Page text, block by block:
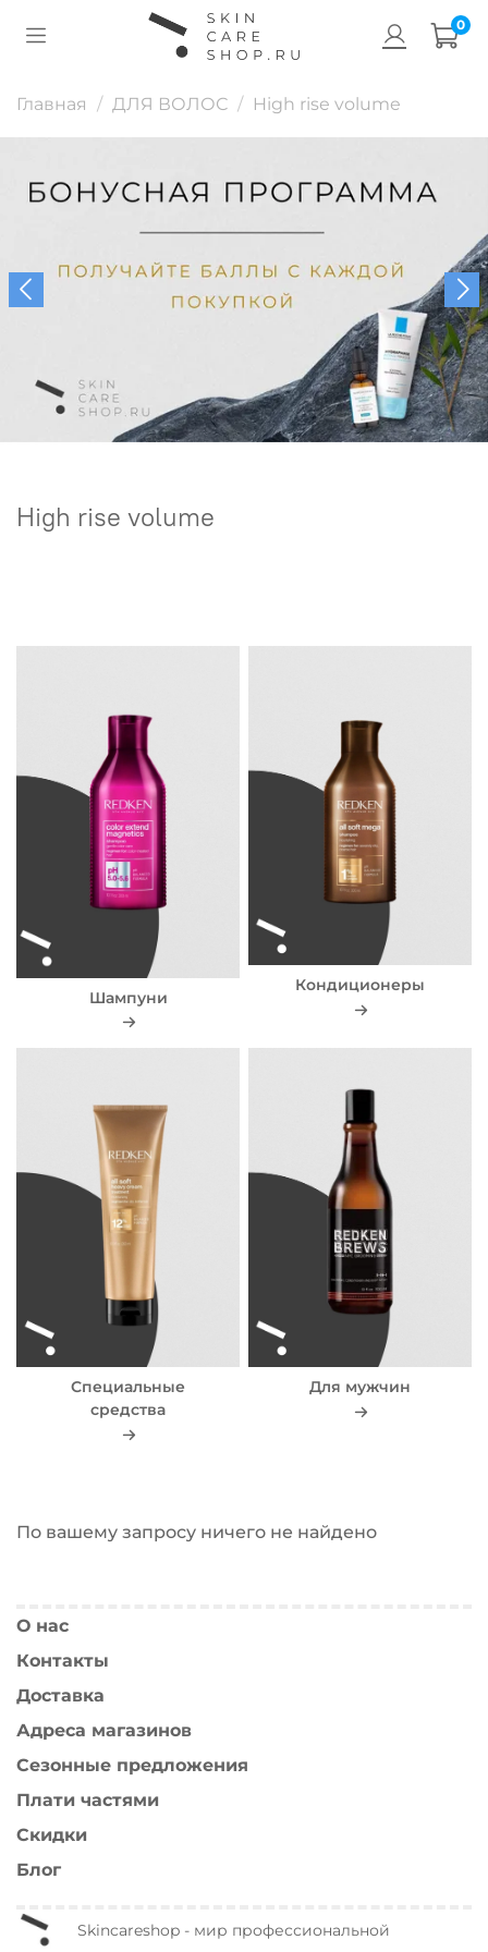
0
Главная ДЛЯ ВОЛОС High rise volume
High rise volume
Шампуни
Кондиционеры
Специальные
средства
Для мужчин
По вашему запросу ничего не найдено
О нас
Контакты
Доставка
Адреса магазинов
Сезонные предложения
Плати частями
Скидки
Блог
Skincareshop - мир профессиональной